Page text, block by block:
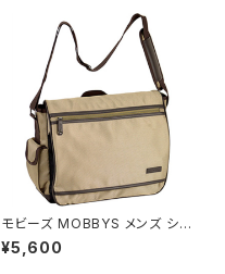
モビーズ MOBBYS メンズ ショ
ルダーバッグ 軽量 33679-5H
ベージュ ベージュ
¥5,600